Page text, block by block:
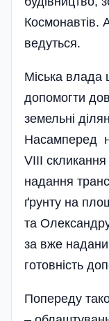
Космонавтів.
ведуться­.
Міська влада
допомогти
земельні
Насамперед
VIII
надання
ґрунту на
та
за вже
готовність
Попереду